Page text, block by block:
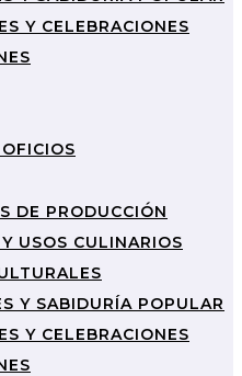
Y CELEBRACIONES
DE PRODUCCIÓN
USOS CULINARIOS
Y SABIDURÍA POPULAR
Y CELEBRACIONES